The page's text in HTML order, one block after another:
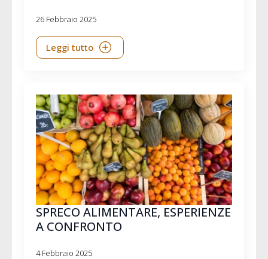
26 Febbraio 2025
Leggi tutto
SPRECO ALIMENTARE, ESPERIENZE
A CONFRONTO
4 Febbraio 2025